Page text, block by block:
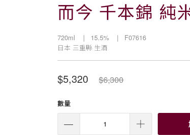
而今 千本錦 純
720ml | 15.5%
| F07616
日本 三重縣 生酒
$5,320 $6,300
數量